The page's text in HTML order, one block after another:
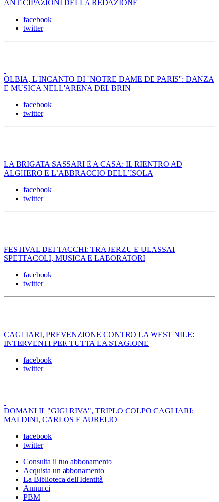
ANTICIPAZIONI DELLA REDAZIONE
facebook
twitter
OLBIA, L'INCANTO DI ''NOTRE DAME DE PARIS'': DANZA
E MUSICA NELL'ARENA DEL BRIN
facebook
twitter
LA BRIGATA SASSARI È A CASA: IL RIENTRO AD
ALGHERO E L’ABBRACCIO DELL’ISOLA
facebook
twitter
FESTIVAL DEI TACCHI: TRA JERZU E ULASSAI
SPETTACOLI, MUSICA E LABORATORI
facebook
twitter
CAGLIARI, PREVENZIONE CONTRO LA WEST NILE:
INTERVENTI PER TUTTA LA STAGIONE
facebook
twitter
DOMANI IL "GIGI RIVA", TRIPLO COLPO CAGLIARI:
MALDINI, CARLOS E AURELIO
facebook
twitter
Consulta il tuo abbonamento
Acquista un abbonamento
La Biblioteca dell'Identità
Annunci
PBM